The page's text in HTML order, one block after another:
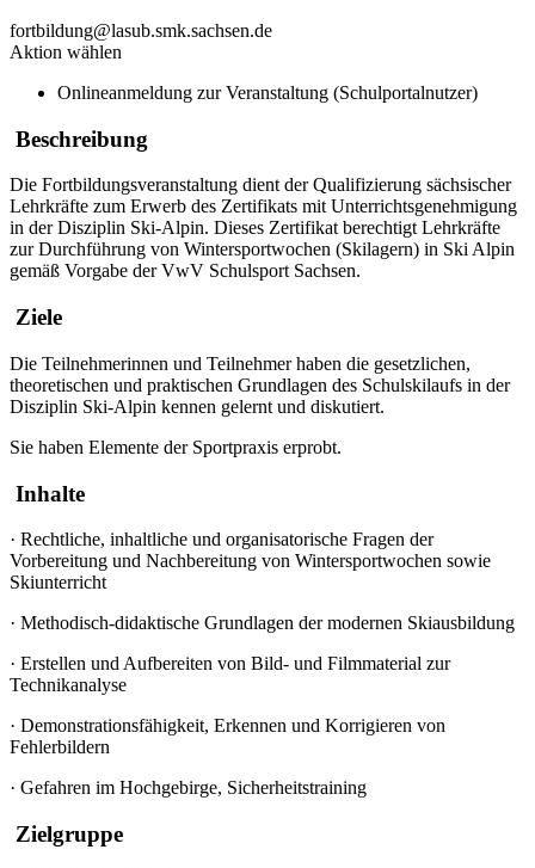
fortbildung@lasub.smk.sachsen.de
Aktion wählen
Onlineanmeldung zur Veranstaltung (Schulportalnutzer)
Beschreibung
Die Fortbildungsveranstaltung dient der Qualifizierung sächsischer
Lehrkräfte zum Erwerb des Zertifikats mit Unterrichtsgenehmigung
in der Disziplin Ski-Alpin. Dieses Zertifikat berechtigt Lehrkräfte
zur Durchführung von Wintersportwochen (Skilagern) in Ski Alpin
gemäß Vorgabe der VwV Schulsport Sachsen.
Ziele
Die Teilnehmerinnen und Teilnehmer haben die gesetzlichen,
theoretischen und praktischen Grundlagen des Schulskilaufs in der
Disziplin Ski-Alpin kennen gelernt und diskutiert.
Sie haben Elemente der Sportpraxis erprobt.
Inhalte
· Rechtliche, inhaltliche und organisatorische Fragen der
Vorbereitung und Nachbereitung von Wintersportwochen sowie
Skiunterricht
· Methodisch-didaktische Grundlagen der modernen Skiausbildung
· Erstellen und Aufbereiten von Bild- und Filmmaterial zur
Technikanalyse
· Demonstrationsfähigkeit, Erkennen und Korrigieren von
Fehlerbildern
· Gefahren im Hochgebirge, Sicherheitstraining
Zielgruppe